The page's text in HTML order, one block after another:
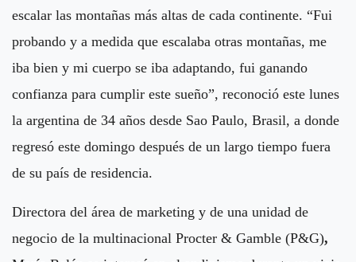
escalar las montañas más altas de cada continente. “Fui
probando y a medida que escalaba otras montañas, me
iba bien y mi cuerpo se iba adaptando, fui ganando
confianza para cumplir este sueño”, reconoció este lunes
la argentina de 34 años desde Sao Paulo, Brasil, a donde
regresó este domingo después de un largo tiempo fuera
de su país de residencia.
Directora del área de marketing y de una unidad de
negocio de la multinacional Procter & Gamble (P&G),